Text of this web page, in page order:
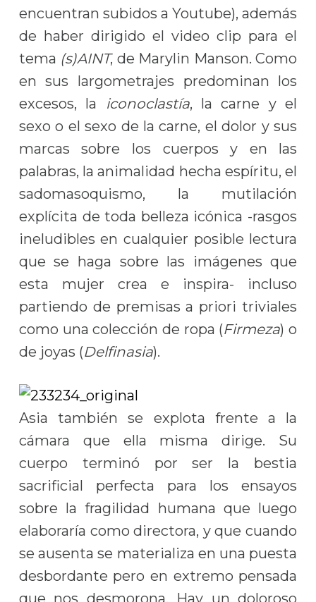
encuentran subidos a Youtube), además
de haber dirigido el video clip para el
tema (s)AINT, de Marylin Manson. Como
en sus largometrajes predominan los
excesos, la iconoclastía, la carne y el
sexo o el sexo de la carne, el dolor y sus
marcas sobre los cuerpos y en las
palabras, la animalidad hecha espíritu, el
sadomasoquismo, la mutilación
explícita de toda belleza icónica -rasgos
ineludibles en cualquier posible lectura
que se haga sobre las imágenes que
esta mujer crea e inspira- incluso
partiendo de premisas a priori triviales
como una colección de ropa (Firmeza) o
de joyas (Delfinasia).
Asia también se explota frente a la
cámara que ella misma dirige. Su
cuerpo terminó por ser la bestia
sacrificial perfecta para los ensayos
sobre la fragilidad humana que luego
elaboraría como directora, y que cuando
se ausenta se materializa en una puesta
desbordante pero en extremo pensada
que nos desmorona. Hay un doloroso